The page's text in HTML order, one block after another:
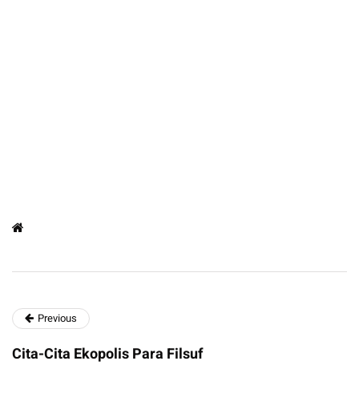
Previous
Cita-Cita Ekopolis Para Filsuf